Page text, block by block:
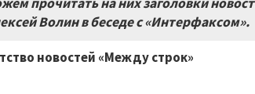
Волин в беседе с «Интерфаксом».
новостей «Между строк»